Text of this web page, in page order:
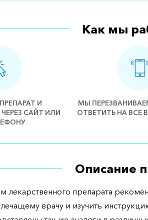
Как мы
И
САЙТ ИЛИ
МЫ
ОТВЕТИТЬ НА ВСЕ
Описание
лекарственного препарата
лечащему врачу и изучить